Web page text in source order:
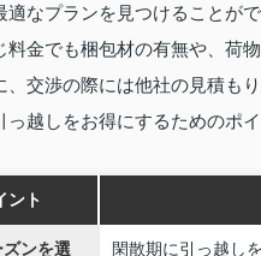
適なプランを見つけることが
料金でも梱包材の有無や、荷
、交渉の際には他社の見積も
っ越しをお得にするためのポ
ント
ンを選 閑散期に引っ越し